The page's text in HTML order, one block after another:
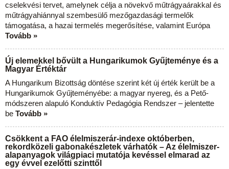
cselekvési tervet, amelynek célja a növekvő műtrágyaárakkal és
műtrágyahiánnyal szembesülő mezőgazdasági termelők
támogatása, a hazai termelés megerősítése, valamint Európa
Tovább »
Új elemekkel bővült a Hungarikumok Gyűjteménye és a
Magyar Értéktár
A Hungarikum Bizottság döntése szerint két új érték került be a
Hungarikumok Gyűjteményébe: a magyar nyereg, és a Pető-
módszeren alapuló Konduktív Pedagógia Rendszer – jelentette
be Tovább »
Csökkent a FAO élelmiszerár-indexe októberben,
rekordközeli gabonakészletek várhatók – Az élelmiszer-
alapanyagok világpiaci mutatója kevéssel elmarad az
egy évvel ezelőtti szinttől